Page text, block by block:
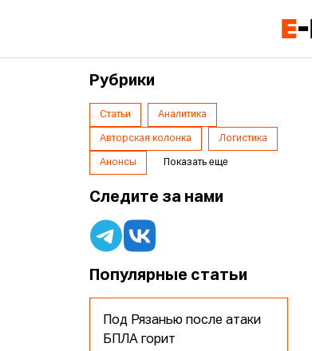
Рубрики
Статьи Аналитика
Авторская колонка Логистика
Анонсы Показать еще
Следите за нами
Популярные статьи
Под Рязанью после атаки
БПЛА горит